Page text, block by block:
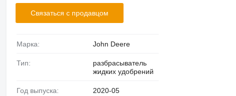
Связаться с продавцом
Марка: John Deere
Тип:
разбрасыватель
жидких удобрений
Год выпуска: 2020-05